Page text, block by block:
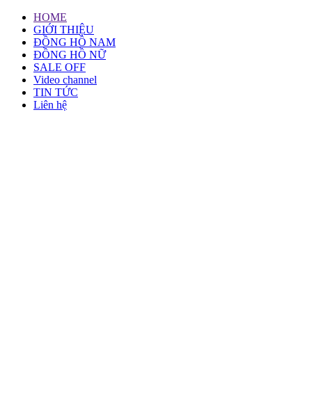
HOME
GIỚI THIỆU
ĐỒNG HỒ NAM
ĐỒNG HỒ NỮ
SALE OFF
Video channel
TIN TỨC
Liên hệ